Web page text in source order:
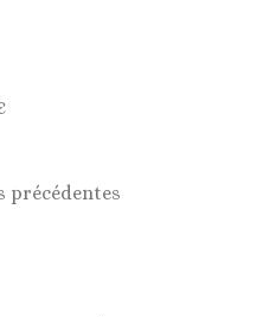
précédentes